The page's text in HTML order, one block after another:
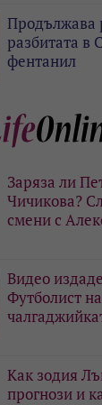
Продължава
разбитата в
фентанил
Заряза ли
Чичикова?
смени с
Видео
Футболист
Как зодия
прогнози и